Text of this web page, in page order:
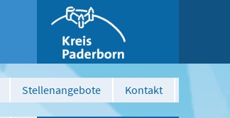
Stellenangebote Kontakt